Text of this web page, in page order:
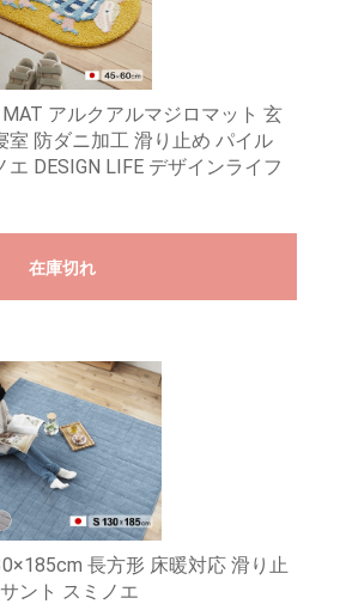
MAT アルクアルマジロマット 玄
室 防ダニ加工 滑り止め パイル
DESIGN LIFE デザインライフ
在庫切れ
長方形 床暖対応 滑り止
ント スミノエ